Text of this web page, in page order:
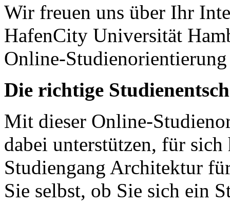
Wir freuen uns über Ihr
HafenCity Universität
Online-
Die richtige
Mit dieser Online-
dabei unterstützen, für
Studiengang Architektur
Sie selbst, ob Sie sich ein